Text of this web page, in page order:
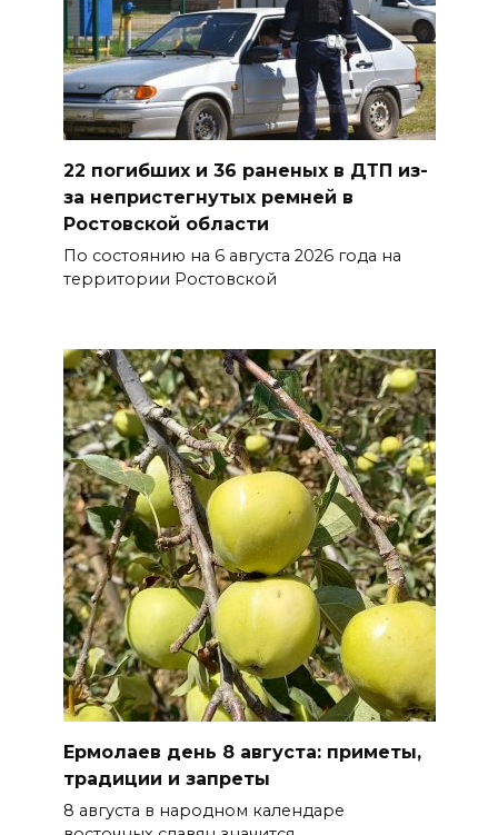
08 августа 2026 15:59
Сносить нельзя, сохранять
нечем: как ростовчане
спасают доходный дом
Рувинского от запустения
08 августа 2026 14:04
В Волгодонске мужчина
поджег газ в квартире
7 человек
08 августа 2026 13:19
Юрий Слюсарь поздравил
жителей Ростовской области
с Днем физкультурника
БОЛЬШЕ НОВОСТЕЙ
22 погибших и 36 раненых в ДТП из-
за непристегнутых ремней в
Ростовской области
По состоянию на 6 августа 2026 года на
территории Ростовской
Ермолаев день 8 августа: приметы,
традиции и запреты
8 августа в народном календаре